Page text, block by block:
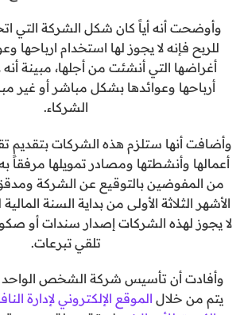
وأوضحت أنه أياً كان شكل الشركة التي
للربح فإنه لا يجوز لها استخدام ارباحها
أغراضها التي أنشئت من أجلها، مبينة أنه
أرباحها وعوائدها بشكل مباشر أو غير
الشركاء.
وأضافت أنها ستلزم هذه الشركات بتقديم
أعمالها وأنشطتها ومصادر تمويلها مرفقاً
من المفوضين بالتوقيع عن الشركة
الأشهر الثلاثة الأولى من بداية السنة
لا يجوز لهذه الشركات إصدار سندات أو
تلقي تبرعات.
وأفادت أن تأسيس شركة الشخص الواحد
يتم من خلال الموقع الإلكتروني لإدارة